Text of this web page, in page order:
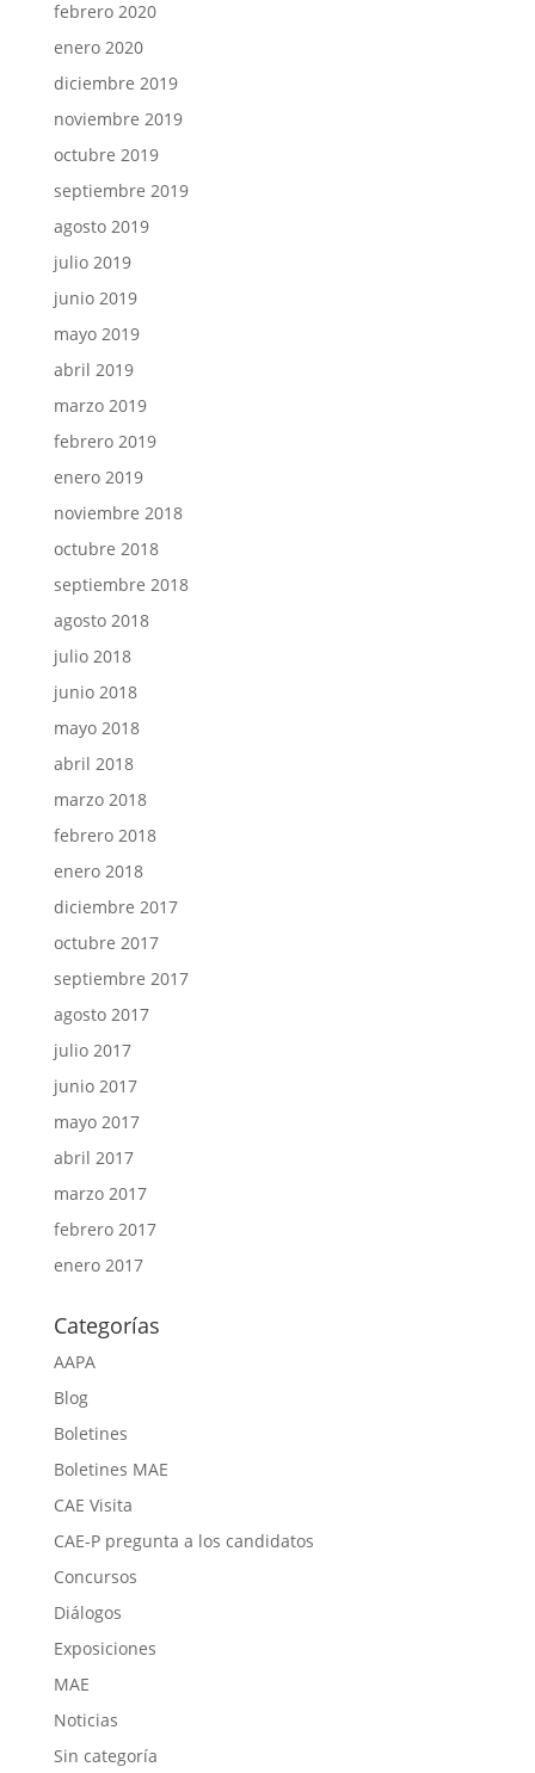
febrero 2020
enero 2020
diciembre 2019
noviembre 2019
octubre 2019
septiembre 2019
agosto 2019
julio 2019
junio 2019
mayo 2019
abril 2019
marzo 2019
febrero 2019
enero 2019
noviembre 2018
octubre 2018
septiembre 2018
agosto 2018
julio 2018
junio 2018
mayo 2018
abril 2018
marzo 2018
febrero 2018
enero 2018
diciembre 2017
octubre 2017
septiembre 2017
agosto 2017
julio 2017
junio 2017
mayo 2017
abril 2017
marzo 2017
febrero 2017
enero 2017
Categorías
AAPA
Blog
Boletines
Boletines MAE
CAE Visita
CAE-P pregunta a los candidatos
Concursos
Diálogos
Exposiciones
MAE
Noticias
Sin categoría